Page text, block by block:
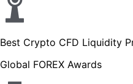
Best Crypto CFD Liquidity
Global FOREX Awards